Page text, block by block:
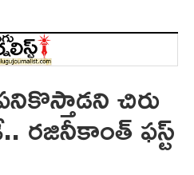
చిరు
రజినీకాంత్ ఫస్ట్